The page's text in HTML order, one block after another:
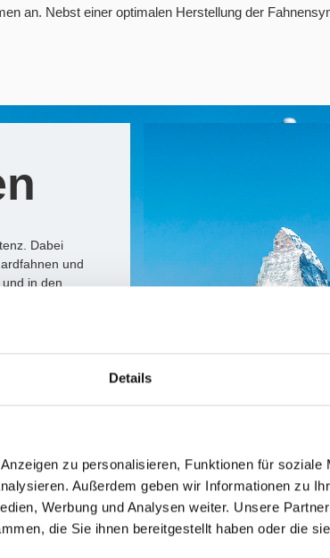
Details
zu personalisieren, Funktionen für soziale
Außerdem geben wir Informationen zu
Werbung und Analysen weiter. Unsere
die Sie ihnen bereitgestellt haben oder die
an. Nebst einer optimalen Herstellung der
Dabei
und
in den